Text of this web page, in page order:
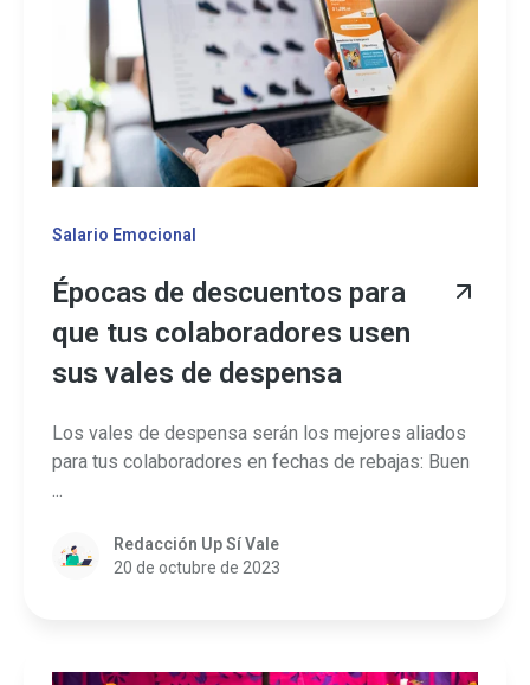
Salario Emocional
Épocas de descuentos para
que tus colaboradores usen
sus vales de despensa
Los vales de despensa serán los mejores aliados
para tus colaboradores en fechas de rebajas: Buen
...
Redacción Up Sí Vale
20 de octubre de 2023